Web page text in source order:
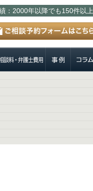
：2000年以降でも150件以上